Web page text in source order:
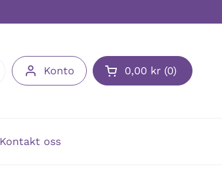
Konto 0,00 kr 0
Kontakt oss